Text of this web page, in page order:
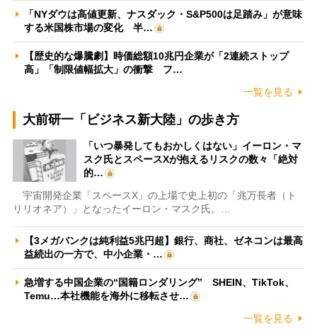
「NYダウは高値更新、ナスダック・S&P500は足踏み」が意味
する米国株市場の変化 半…
【歴史的な爆騰劇】時価総額10兆円企業が「2連続ストップ
高」「制限値幅拡大」の衝撃 フ…
一覧を見る
大前研一「ビジネス新大陸」の歩き方
「いつ暴発してもおかしくはない」イーロン・マ
スク氏とスペースXが抱えるリスクの数々「絶対
的…
宇宙開発企業「スペースX」の上場で史上初の「兆万長者（ト
リリオネア）」となったイーロン・マスク氏。…
【3メガバンクは純利益5兆円超】銀行、商社、ゼネコンは最高
益続出の一方で、中小企業・…
急増する中国企業の“国籍ロンダリング” SHEIN、TikTok、
Temu…本社機能を海外に移転させ…
一覧を見る